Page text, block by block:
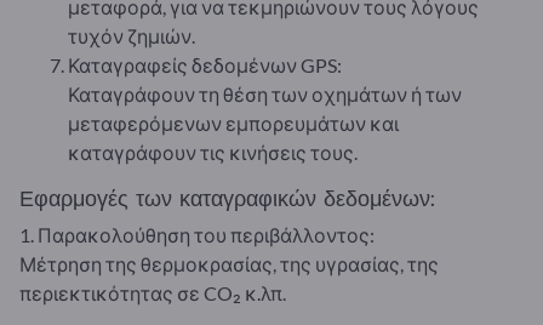
μεταφορά, για να τεκμηριώνουν τους λόγους
τυχόν ζημιών.
Καταγραφείς δεδομένων GPS:
Καταγράφουν τη θέση των οχημάτων ή των
μεταφερόμενων εμπορευμάτων και
καταγράφουν τις κινήσεις τους.
Εφαρμογές των καταγραφικών δεδομένων:
1. Παρακολούθηση του περιβάλλοντος:
Μέτρηση της θερμοκρασίας, της υγρασίας, της
περιεκτικότητας σε CO₂ κ.λπ.